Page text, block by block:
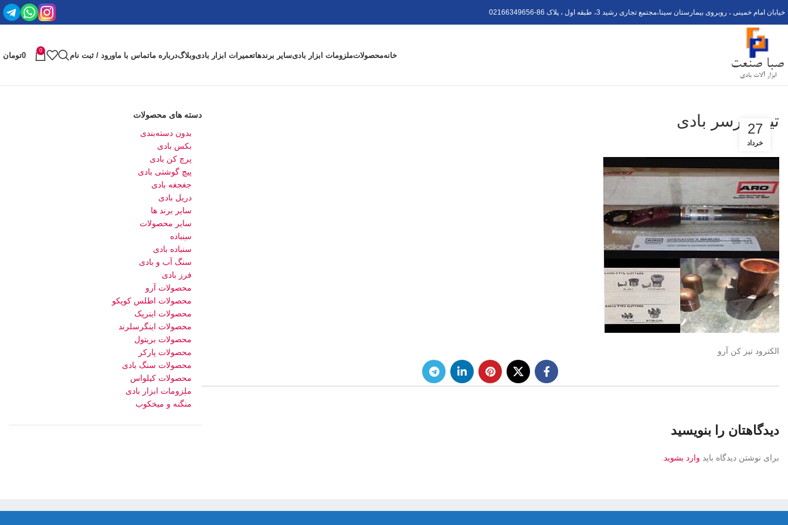
خیابان امام خمینی ، روبروی بیمارستان سینا،مجتمع تجاری رشید 3، طبقه اول ، پلاک 6 02166349656-8
خانهمحصولاتملزومات ابزار بادیسایر برندهاتعمیرات ابزار بادیوبلاگدرباره ماتماس با ماورود / ثبت نام
0
0تومان
تیپ درسر بادی
27
خرداد
الکترود تیز کن آرو
دیدگاهتان را بنویسید
برای نوشتن دیدگاه باید وارد بشوید
دسته های محصولات
بدون دسته‌بندی
بکس بادی
پرچ کن بادی
پیچ گوشتی بادی
جغجغه بادی
دریل بادی
سایر برند ها
سایر محصولات
سنباده
سنباده بادی
سنگ آب و بادی
فرز بادی
محصولات آرو
محصولات اطلس کوپکو
محصولات اینرپک
محصولات اینگرسلرند
محصولات بریتول
محصولات پارکر
محصولات سنگ بادی
محصولات کیلواس
ملزومات ابزار بادی
منگنه و میخکوب